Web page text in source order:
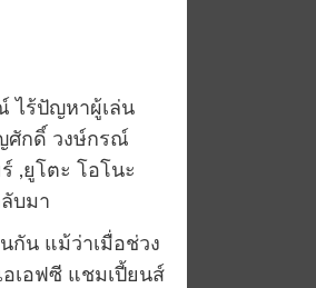
ไร้ปัญหาผู้เล่น
ศักดิ์ วงษ์กรณ์
,ยูโตะ โอโนะ
บมา
กัน แม้ว่าเมื่อช่วง
อเอฟซี แชมเปี้ยนส์